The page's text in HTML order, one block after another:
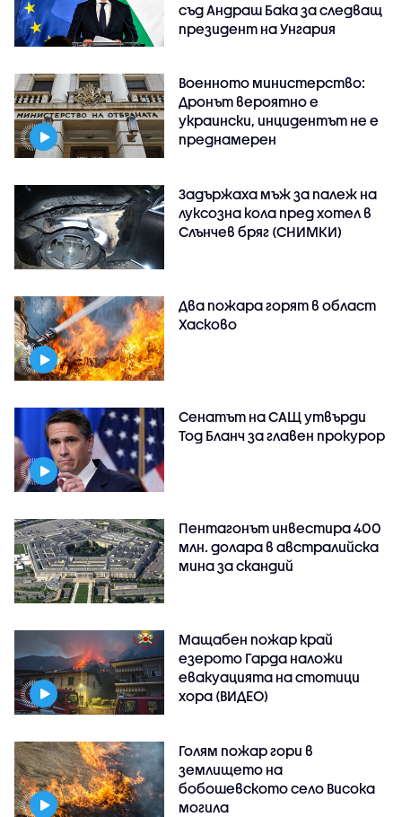
съд Андраш Бака за следващ
президент на Унгария
Военното министерство:
Дронът вероятно е
украински, инцидентът не е
преднамерен
Задържаха мъж за палеж на
луксозна кола пред хотел в
Слънчев бряг (СНИМКИ)
Два пожара горят в област
Хасково
Сенатът на САЩ утвърди
Тод Бланч за главен прокурор
Пентагонът инвестира 400
млн. долара в австралийска
мина за скандий
Мащабен пожар край
езерото Гарда наложи
евакуацията на стотици
хора (ВИДЕО)
Голям пожар гори в
землището на
бобошевското село Висока
могила